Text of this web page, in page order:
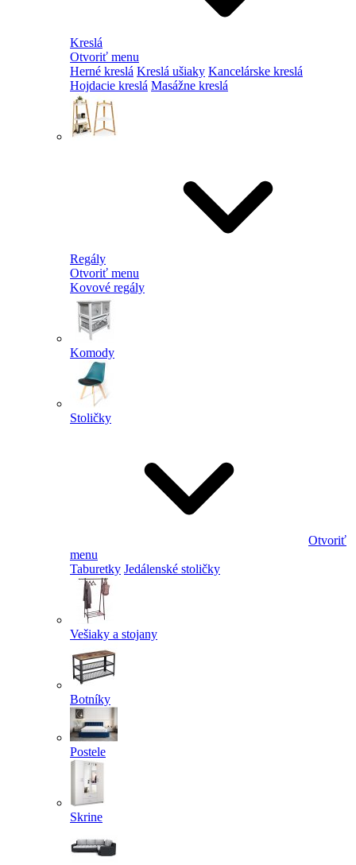
Kreslá
Otvoriť menu
Herné kreslá Kreslá ušiaky Kancelárske kreslá
Hojdacie kreslá Masážne kreslá
Regály
Otvoriť menu
Kovové regály
Komody
Stoličky
Otvoriť
menu
Taburetky Jedálenské stoličky
Vešiaky a stojany
Botníky
Postele
Skrine